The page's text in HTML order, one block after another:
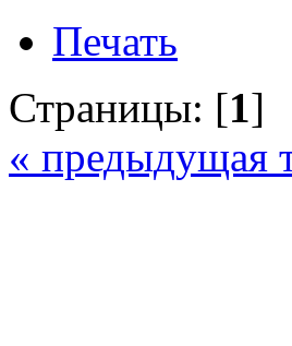
Печать
Страницы: [1]
« предыдущая